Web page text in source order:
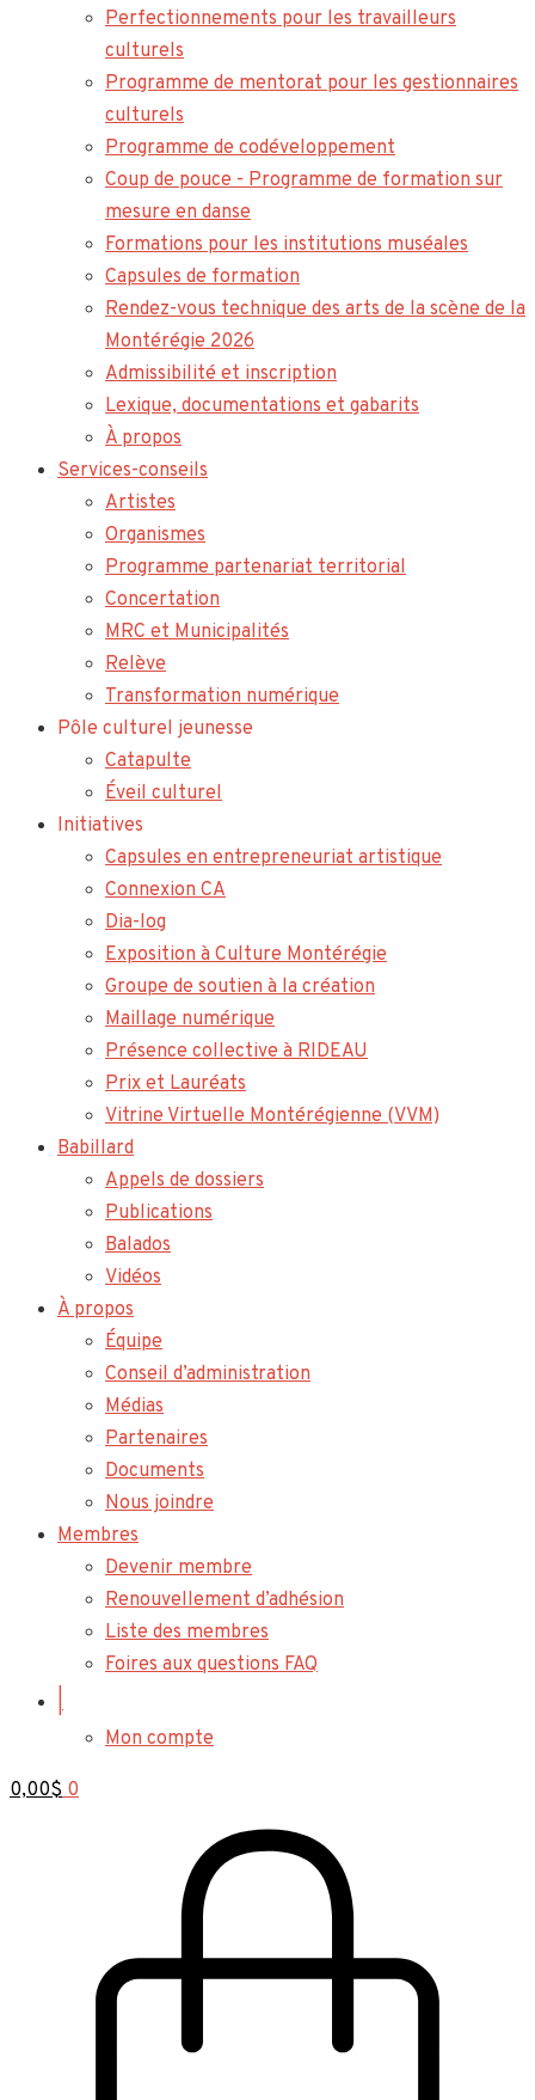
Perfectionnements pour les travailleurs
culturels
Programme de mentorat pour les gestionnaires
culturels
Programme de codéveloppement
Coup de pouce - Programme de formation sur
mesure en danse
Formations pour les institutions muséales
Capsules de formation
Rendez-vous technique des arts de la scène de la
Montérégie 2026
Admissibilité et inscription
Lexique, documentations et gabarits
À propos
Services-conseils
Artistes
Organismes
Programme partenariat territorial
Concertation
MRC et Municipalités
Relève
Transformation numérique
Pôle culturel jeunesse
Catapulte
Éveil culturel
Initiatives
Capsules en entrepreneuriat artistique
Connexion CA
Dia-log
Exposition à Culture Montérégie
Groupe de soutien à la création
Maillage numérique
Présence collective à RIDEAU
Prix et Lauréats
Vitrine Virtuelle Montérégienne (VVM)
Babillard
Appels de dossiers
Publications
Balados
Vidéos
À propos
Équipe
Conseil d’administration
Médias
Partenaires
Documents
Nous joindre
Membres
Devenir membre
Renouvellement d’adhésion
Liste des membres
Foires aux questions FAQ
|
Mon compte
0,00$ 0